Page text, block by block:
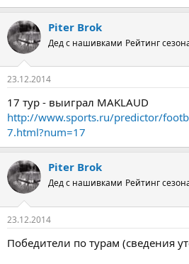
Piter Brok
Дед с нашивками Рейтинг
23.12.2014
17 тур - выиграл MAKLAUD
http://www.sports.ru/predictor/
7.html?num=17
Piter Brok
Дед с нашивками Рейтинг
23.12.2014
Победители по турам (сведения